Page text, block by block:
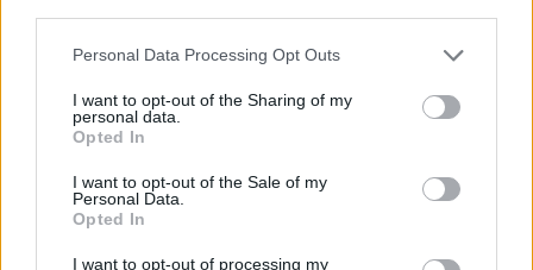
Personal Data Processing Opt Outs
I want to opt-out of the Sharing of my
personal data.
Opted In
I want to opt-out of the Sale of my
Personal Data.
Opted In
I want to opt-out of processing my
Rio de Janeiro: Governo do Estado propõe parceria com a
exterior”